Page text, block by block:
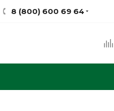
8 (800) 600 69 64